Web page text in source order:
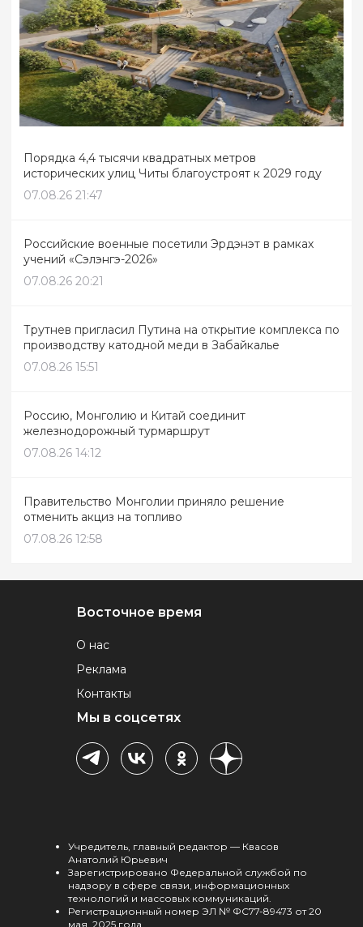
Порядка 4,4 тысячи квадратных метров
исторических улиц Читы благоустроят к 2029 году
07.08.26 21:47
Российские военные посетили Эрдэнэт в рамках
учений «Сэлэнгэ-2026»
07.08.26 20:21
Трутнев пригласил Путина на открытие комплекса по
производству катодной меди в Забайкалье
07.08.26 15:51
Россию, Монголию и Китай соединит
железнодорожный турмаршрут
07.08.26 14:12
Правительство Монголии приняло решение
отменить акциз на топливо
07.08.26 12:58
Восточное время
О нас
Реклама
Контакты
Мы в соцсетях
Учредитель, главный редактор — Квасов
Анатолий Юрьевич
Зарегистрировано Федеральной службой по
надзору в сфере связи, информационных
технологий и массовых коммуникаций.
Регистрационный номер ЭЛ № ФС77-89473 от 20
мая 2025 года.